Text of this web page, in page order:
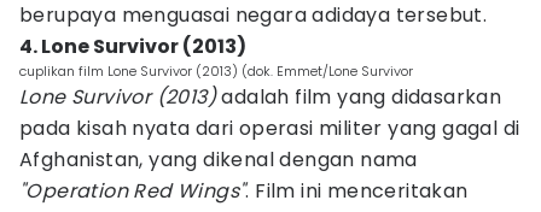
berupaya menguasai negara adidaya tersebut.
4. Lone Survivor (2013)
cuplikan film Lone Survivor (2013) (dok. Emmet/Lone Survivor
Lone Survivor (2013)adalah film yang didasarkan
pada kisah nyata dari operasi militer yang gagal di
Afghanistan, yang dikenal dengan nama
"Operation Red Wings". Film ini menceritakan